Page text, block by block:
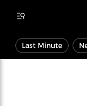
Last Minute